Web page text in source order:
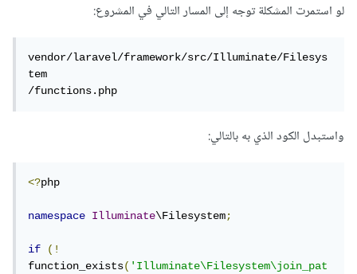
لو استمرت المشكلة توجه إلى المسار التالي في المشروع:
vendor/laravel/framework/src/Illuminate/Filesys
tem
/functions.php
واستبدل الكود الذي به بالتالي:
<?php
namespace Illuminate\Filesystem;
if
(!
function_exists('Illuminate\Filesystem\join_pat